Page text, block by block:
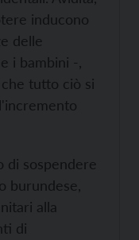
inducono
delle
i bambini -,
tutto ciò si
di sospendere
burundese,
alla
di